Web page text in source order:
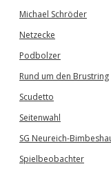
Michael Schröder
Netzecke
Podbolzer
Rund um den Brustring
Scudetto
Seitenwahl
SG Neureich-
Spielbeobachter